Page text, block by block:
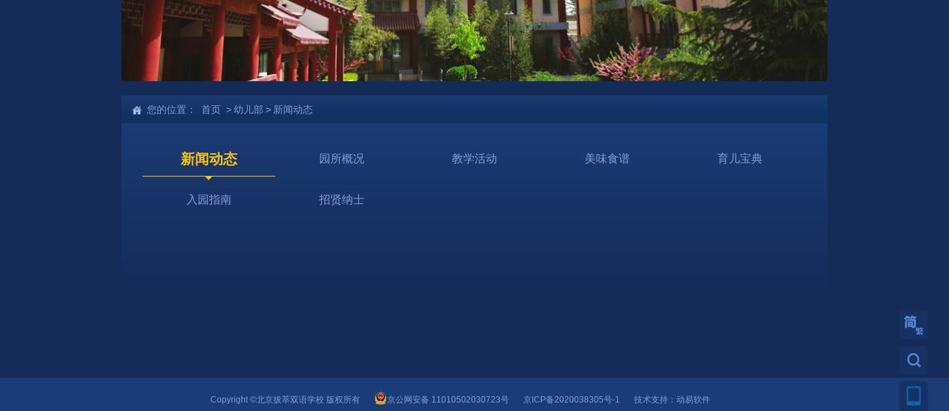
您的位置： 首页 >幼儿部 > 新闻动态
新闻动态 园所概况 教学活动 美味食谱 育儿宝典
入园指南 招贤纳士
Copyright ©北京拔萃双语学校 版权所有 京公网安备 11010502030723号 京ICP备2020038305号-1 技术支持： 动易软件
繁體